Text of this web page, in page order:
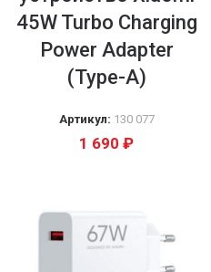
45W Turbo Charging
Power Adapter
(Type-A)
Артикул: 130 077
1 690 ₽